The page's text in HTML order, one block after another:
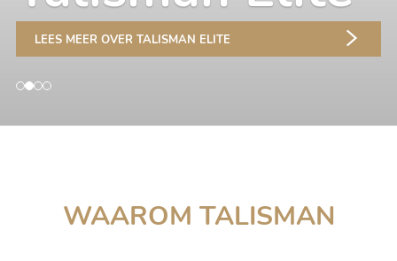
LEES MEER OVER TALISMAN ELITE
WAAROM TALISMAN